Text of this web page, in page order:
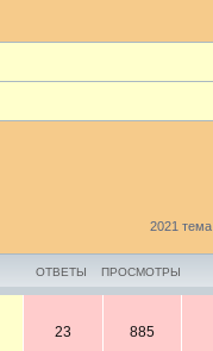
2021 тема
ОТВЕТЫ ПРОСМОТРЫ
23 885